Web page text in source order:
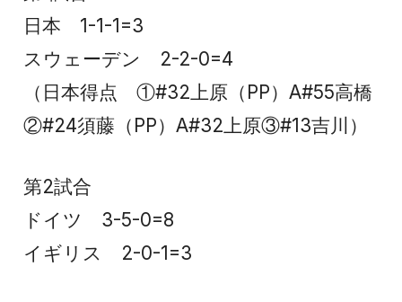
日本 1-1-1=3
スウェーデン 2-2-0=4
（日本得点 ①#32上原（PP）A#55高橋
②#24須藤（PP）A#32上原③#13吉川）
第2試合
ドイツ 3-5-0=8
イギリス 2-0-1=3